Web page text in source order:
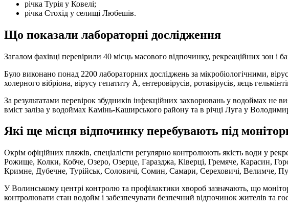
річка Турія у Ковелі;
річка Стохід у селищі Любешів.
Що показали лабораторні дослідження
Загалом фахівці перевірили 40 місць масового відпочинку, рекреаційних зон і
Було виконано понад 2200 лабораторних досліджень за мікробіологічними,
холерного вібріона, вірусу гепатиту А, ентеровірусів, ротавірусів, яєць
За результатами перевірок збудників інфекційних захворювань у водоймах
вміст заліза у водоймах Камінь-Каширського району та в річці Луга у
Які ще місця відпочинку перебувають під
Окрім офіційних пляжів, спеціалісти регулярно контролюють якість води у
Рожище, Колки, Кобче, Озеро, Озерце, Гаразджа, Ківерці, Гремяче, Карасин,
Кримне, Дубечне, Турійськ, Соловичі, Сомин, Самари, Сереховичі, Велимче,
У Волинському центрі контролю та профілактики хвороб зазначають, що
контролювати стан водойм і забезпечувати безпечний відпочинок жителів та